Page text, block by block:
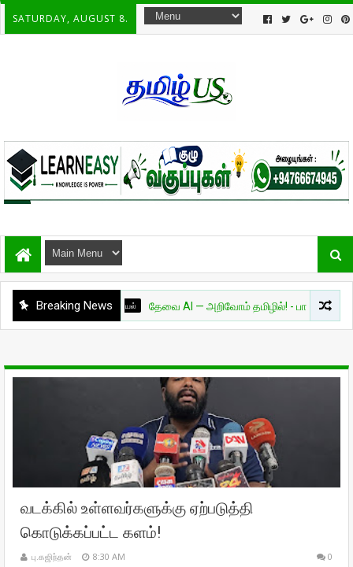
SATURDAY, AUGUST 8.
Breaking News
அறிவியல் தேவை AI — அறிவோம் தமிழில்! - பாகம் 01
வடக்கில் உள்ளவர்களுக்கு ஏற்படுத்தி
கொடுக்கப்பட்ட களம்!
பு.கஜிந்தன் 8:30 AM 0